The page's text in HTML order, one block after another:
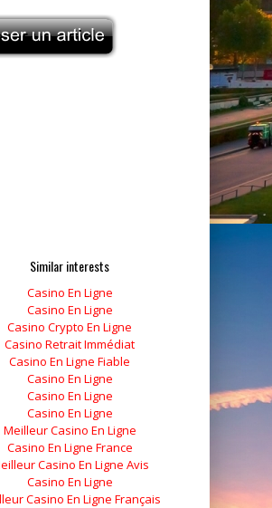
Similar interests
Casino En Ligne
Casino En Ligne
Casino Crypto En Ligne
Casino Retrait Immédiat
Casino En Ligne Fiable
Casino En Ligne
Casino En Ligne
Casino En Ligne
Meilleur Casino En Ligne
Casino En Ligne France
Casino En Ligne Avis
Casino En Ligne
Casino En Ligne Français